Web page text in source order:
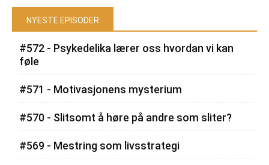
NYESTE EPISODER
#572 - Psykedelika lærer oss hvordan vi kan
føle
#571 - Motivasjonens mysterium
#570 - Slitsomt å høre på andre som sliter?
#569 - Mestring som livsstrategi